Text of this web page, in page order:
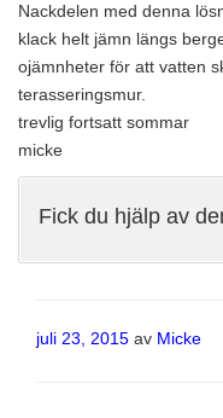
Nackdelen med denna
klack helt jämn längs
ojämnheter för att vatten
terasseringsmur.
trevlig fortsatt sommar
micke
Fick du hjälp av
Publicerat
juli 23, 2015 av Micke